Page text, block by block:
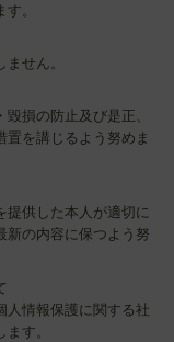
。
せん。
損の防止及び是正、
置を講じるよう努めま
提供した本人が適切に
新の内容に保つよう努
人情報保護に関する社
す。